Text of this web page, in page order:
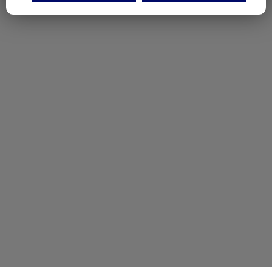
Vous pouvez exprimer vos choix en cliquant sur "Tout accepter",